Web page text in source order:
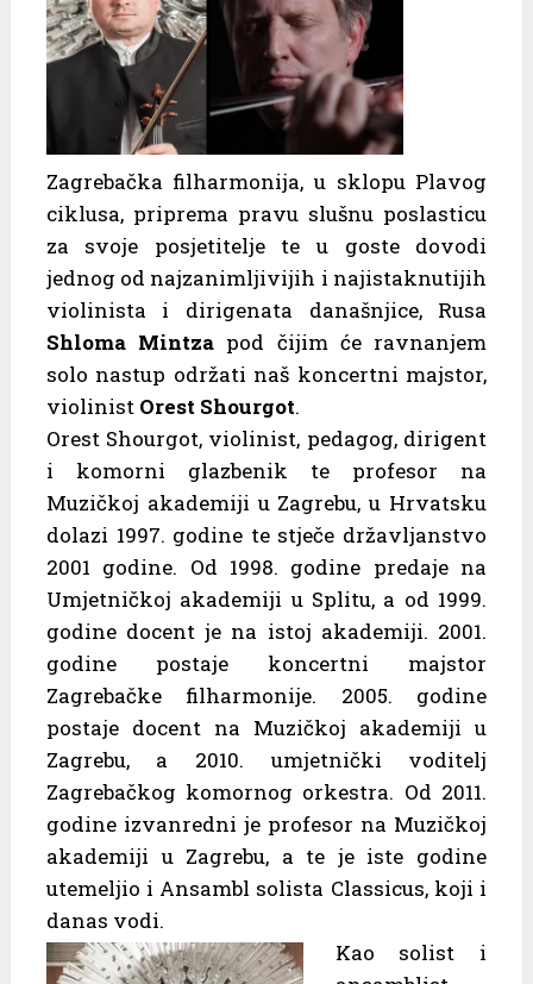
Zagrebačka filharmonija, u sklopu Plavog
ciklusa, priprema pravu slušnu poslasticu
za svoje posjetitelje te u goste dovodi
jednog od najzanimljivijih i najistaknutijih
violinista i dirigenata današnjice, Rusa
Shloma Mintza pod čijim će ravnanjem
solo nastup održati naš koncertni majstor,
violinist Orest Shourgot.
Orest Shourgot, violinist, pedagog, dirigent
i komorni glazbenik te profesor na
Muzičkoj akademiji u Zagrebu, u Hrvatsku
dolazi 1997. godine te stječe državljanstvo
2001 godine. Od 1998. godine predaje na
Umjetničkoj akademiji u Splitu, a od 1999.
godine docent je na istoj akademiji. 2001.
godine postaje koncertni majstor
Zagrebačke filharmonije. 2005. godine
postaje docent na Muzičkoj akademiji u
Zagrebu, a 2010. umjetnički voditelj
Zagrebačkog komornog orkestra. Od 2011.
godine izvanredni je profesor na Muzičkoj
akademiji u Zagrebu, a te je iste godine
utemeljio i Ansambl solista Classicus, koji i
danas vodi.
Kao solist i